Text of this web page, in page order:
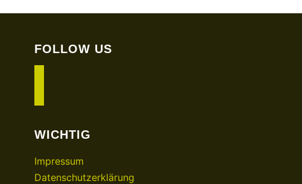
FOLLOW US
WICHTIG
Impressum
Datenschutzerklärung